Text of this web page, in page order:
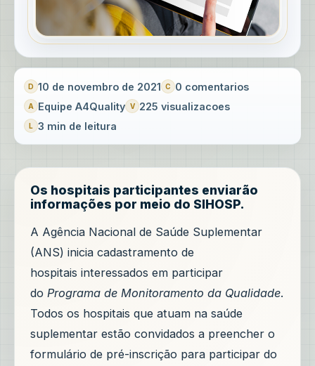
10 de novembro de 2021
0 comentarios
Equipe A4Quality
225 visualizacoes
3 min de leitura
Os hospitais participantes enviarão
informações por meio do SIHOSP.
A Agência Nacional de Saúde Suplementar
(ANS) inicia cadastramento de
hospitais interessados em participar
do Programa de Monitoramento da Qualidade.
Todos os hospitais que atuam na saúde
suplementar estão convidados a preencher o
formulário de pré-inscrição para participar do